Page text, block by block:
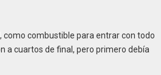
como combustible para entrar con todo
a cuartos de final, pero primero debía